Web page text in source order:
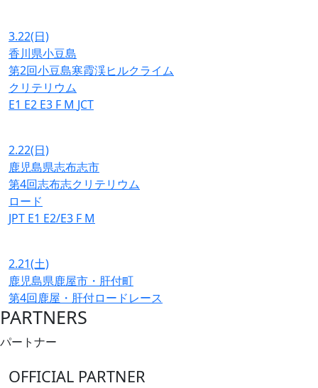
3.22(日)
香川県小豆島
第2回小豆島寒霞渓ヒルクライム
クリテリウム
E1 E2 E3 F M JCT
2.22(日)
鹿児島県志布志市
第4回志布志クリテリウム
ロード
JPT E1 E2/E3 F M
2.21(土)
鹿児島県鹿屋市・肝付町
第4回鹿屋・肝付ロードレース
PARTNERS
パートナー
OFFICIAL PARTNER